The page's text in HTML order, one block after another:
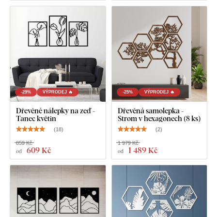
HDF desky – dřevovláknitá deska s vysokou hustotou
která vzniká slisováním dřevěných vláken a pryskyřice pod
tlakem. Materiál je
pevný (tloušťka 3 mm), tvarově stálý a má
. Díky své pevnosti umožňuje precizní řezání i
jemných, tenkých detailů
Na výběr máte z12 dekorů
s polomatným lakem, který
zvyšuje odolnost proti běžnému poškrábání.Tloušťka 3
-29% VÝPRODEJ 🔥
Dřevěné nálepky na zeď -
Tanec květin
(18)
od 609 Kč
859 Kč
-25% VÝPRODEJ 🔥
Dřevěná samolepka -
Strom v hexagonech (8 ks)
(2)
od 1 489 Kč
1 979 Kč